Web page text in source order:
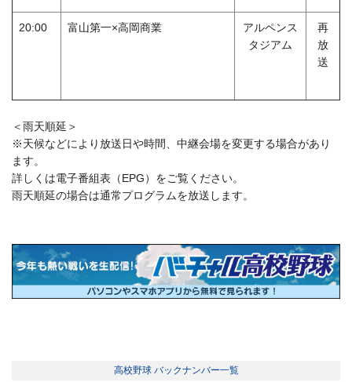
20:00 富山第一×高岡商業
アルペンス
タジアム
再
放
送
＜雨天順延＞
※天候などにより放送日や時間、中継会場を変更する場合があり
ます。
詳しくは電子番組表（EPG）をご覧ください。
雨天順延の場合は通常プログラムを放送します。
高校野球 バックナンバー一覧